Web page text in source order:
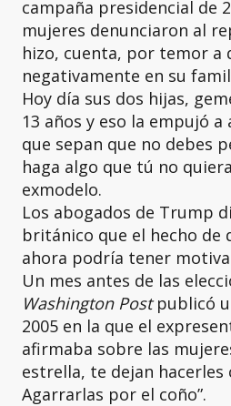
campaña presidencial de
mujeres denunciaron al
hizo, cuenta, por temor a
negativamente en su
Hoy día sus dos hijas,
13 años y eso la empujó a
que sepan que no debes
haga algo que tú no
exmodelo.
Los abogados de Trump
británico que el hecho de
ahora podría tener
Un mes antes de las
Washington Postpublicó
2005 en la que el
afirmaba sobre las
estrella, te dejan hacerles
Agarrarlas por el coño”.